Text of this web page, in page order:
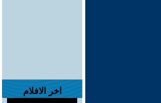
اخر الافلام